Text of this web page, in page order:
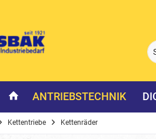
ANTRIEBSTECHNIK
Kettentriebe Kettenräder